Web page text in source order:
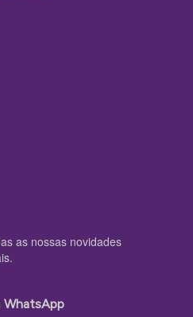
as nossas novidades
WhatsApp